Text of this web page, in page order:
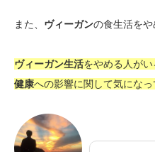
また、 ヴィーガンの食生活をや
ヴィーガン生活をやめる人がい
健康への影響に関して気になっ